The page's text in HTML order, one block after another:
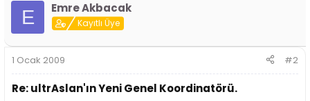
E Emre Akbacak
Kayıtlı Üye
1 Ocak 2009 #2
Re: ultrAslan'ın Yeni Genel Koordinatörü.